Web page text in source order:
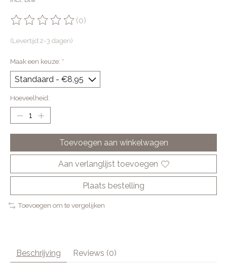
De beoordeling van dit product is
(0)
(Levertijd:2-3 dagen)
Maak een keuze: *
Hoeveelheid:
Toevoegen aan winkelwagen
Aan verlanglijst toevoegen
Plaats bestelling
Toevoegen om te vergelijken
Beschrijving Reviews (0)